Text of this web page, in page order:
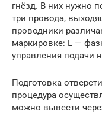
гнёзд. В них нужно
три провода,
проводники
маркировке: L —
управления подачи
Подготовка
процедура
можно вывести